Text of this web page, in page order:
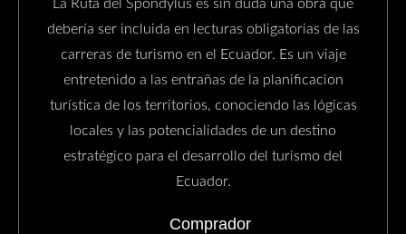
La Ruta del Spondylus es sin duda una obra que
debería ser incluida en lecturas obligatorias de las
carreras de turismo en el Ecuador. Es un viaje
entretenido a las entrañas de la planificacion
turística de los territorios, conociendo las lógicas
locales y las potencialidades de un destino
estratégico para el desarrollo del turismo del
Ecuador.
Comprador